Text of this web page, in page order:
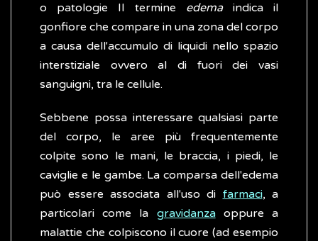
o patologie Il termine edemaindica il
gonfiore che compare in una zona del corpo
a causa dell'accumulo di liquidi nello spazio
interstiziale ovvero al di fuori dei vasi
sanguigni, tra le cellule.
Sebbene possa interessare qualsiasi parte
del corpo, le aree più frequentemente
colpite sono le mani, le braccia, i piedi, le
caviglie e le gambe. La comparsa dell'edema
può essere associata all'uso di farmaci, a
particolari come la gravidanzaoppure a
malattie che colpiscono il cuore (ad esempio